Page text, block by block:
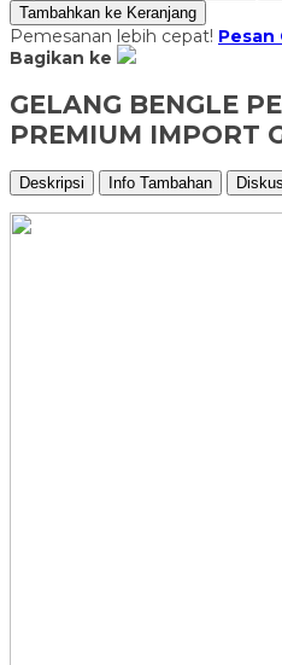
Tambahkan ke Keranjang
Pemesanan lebih cepat! Pesan
Bagikan ke
GELANG BENGLE
PREMIUM IMPORT
Deskripsi Info Tambahan